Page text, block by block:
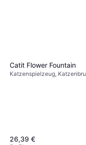
Catit Flower Fountain
Katzenspielzeug,
26,39 €